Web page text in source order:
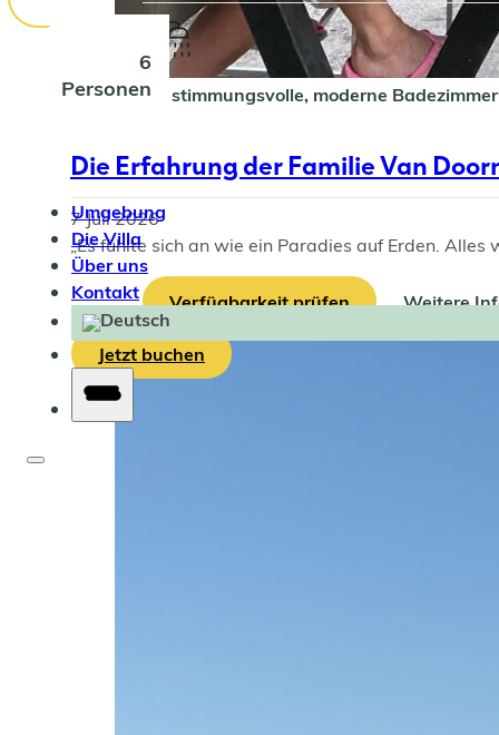
6
Personen
2 stimmungsvolle, moderne Badezimmer
Verfügbarkeit prüfen Weitere
Umgebung
Die Villa
Über uns
Kontakt
Jetzt buchen
Die Erfahrung der Familie Van
7 Juli 2026
„Es fühlte sich an wie ein Paradies auf Erden.